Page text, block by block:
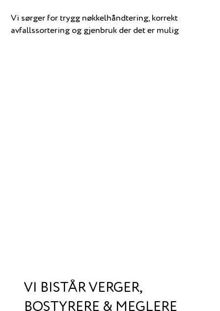
VI BISTÅR VERGER,
BOSTYRERE & MEGLERE
Vi sørger for trygg nøkkelhåndtering, korrekt
avfallssortering og gjenbruk der det er mulig